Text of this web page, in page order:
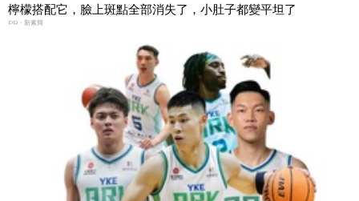
檸檬搭配它，臉上斑點全部消失了，小肚子都變平坦了
PR・新素簡